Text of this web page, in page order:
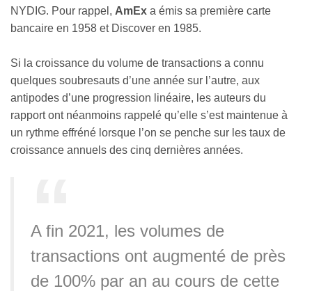
NYDIG. Pour rappel, AmEx a émis sa première carte
bancaire en 1958 et Discover en 1985.
Si la croissance du volume de transactions a connu
quelques soubresauts d’une année sur l’autre, aux
antipodes d’une progression linéaire, les auteurs du
rapport ont néanmoins rappelé qu’elle s’est maintenue à
un rythme effréné lorsque l’on se penche sur les taux de
croissance annuels des cinq dernières années.
A fin 2021, les volumes de
transactions ont augmenté de près
de 100% par an au cours de cette